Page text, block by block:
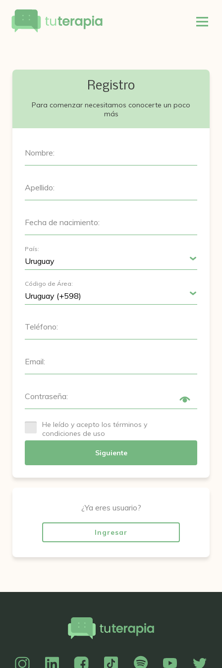
Registro
Para comenzar necesitamos conocerte un poco
más
Nombre:
Apellido:
Fecha de nacimiento:
País:
Código de Área:
Teléfono:
Email:
Contraseña:
He leído y acepto los términos y
condiciones de uso
Siguiente
¿Ya eres usuario?
Ingresar